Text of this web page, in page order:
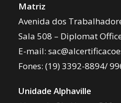
Matriz
Avenida dos
Sala 508 – Diplomat
E-mail:
Fones:(19) 3392-8894/
Unidade Alphaville